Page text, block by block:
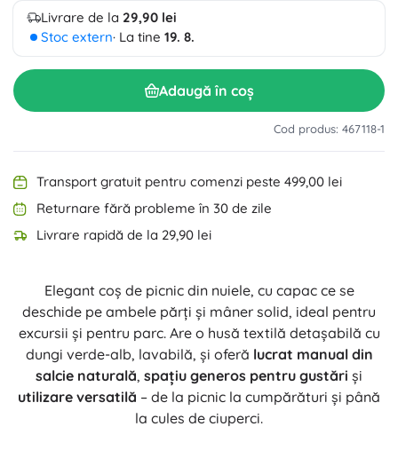
Livrare de la 29,90 lei
Stoc extern· La tine 19. 8.
Adaugă în coș
Cod produs: 467118-1
Transport gratuit pentru comenzi peste 499,00 lei
Returnare fără probleme în 30 de zile
Livrare rapidă de la 29,90 lei
Elegant coș de picnic din nuiele, cu capac ce se
deschide pe ambele părți și mâner solid, ideal pentru
excursii și pentru parc. Are o husă textilă detașabilă cu
dungi verde-alb, lavabilă, și oferă lucrat manual din
salcie naturală, spațiu generos pentru gustări și
utilizare versatilă – de la picnic la cumpărături și până
la cules de ciuperci.